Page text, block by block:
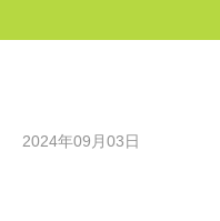
2024年09月03日